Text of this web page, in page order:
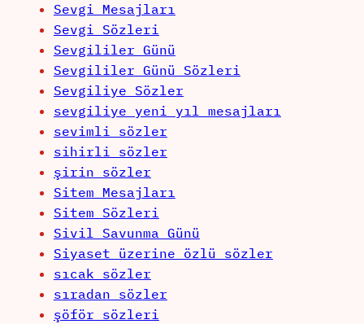
Sevgi Mesajları
Sevgi Sözleri
Sevgililer Günü
Sevgililer Günü Sözleri
Sevgiliye Sözler
sevgiliye yeni yıl mesajları
sevimli sözler
sihirli sözler
şirin sözler
Sitem Mesajları
Sitem Sözleri
Sivil Savunma Günü
Siyaset üzerine özlü sözler
sıcak sözler
sıradan sözler
şöför sözleri